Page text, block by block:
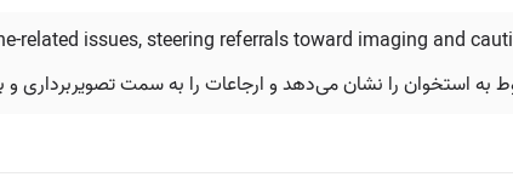
related issues, steering referrals toward imaging and